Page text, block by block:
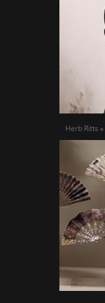
Herb Ritts